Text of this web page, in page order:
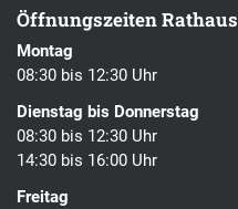
Öffnungszeiten Rathaus
Montag
08:30 bis 12:30 Uhr
Dienstag bis Donnerstag
08:30 bis 12:30 Uhr
14:30 bis 16:00 Uhr
Freitag